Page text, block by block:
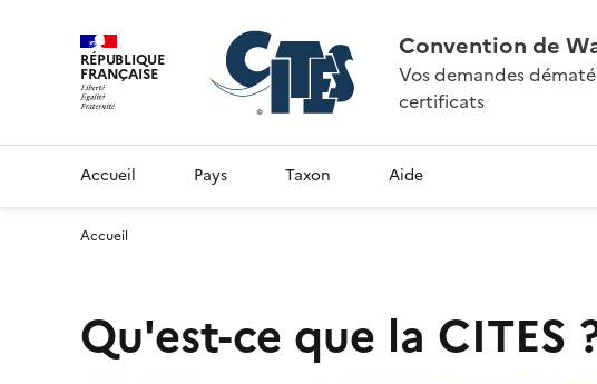
RÉPUBLIQUE
FRANÇAISE
Convention de
Vos demandes
certificats
Accueil Pays Taxon Aide
Accueil
Qu'est-ce que la CITES